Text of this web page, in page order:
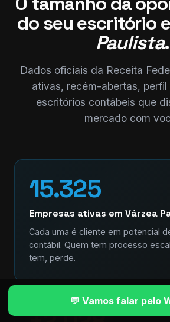
do seu escritório
Paulista.
Dados oficiais da Receita
ativas, recém-abertas, perfil
escritórios contábeis que
mercado com
15.325
Empresas ativas em Várzea
Cada uma é cliente em potencial
contábil. Quem tem processo
tem, perde.
💬 Vamos falar pelo